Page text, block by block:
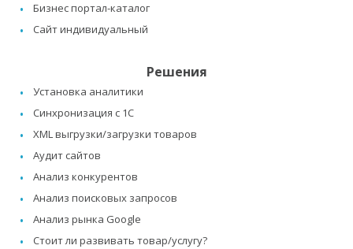
Бизнес портал-каталог
Сайт индивидуальный
Решения
Установка аналитики
Синхронизация с 1C
XML выгрузки/загрузки товаров
Аудит сайтов
Анализ конкурентов
Анализ поисковых запросов
Анализ рынка Google
Стоит ли развивать товар/услугу?